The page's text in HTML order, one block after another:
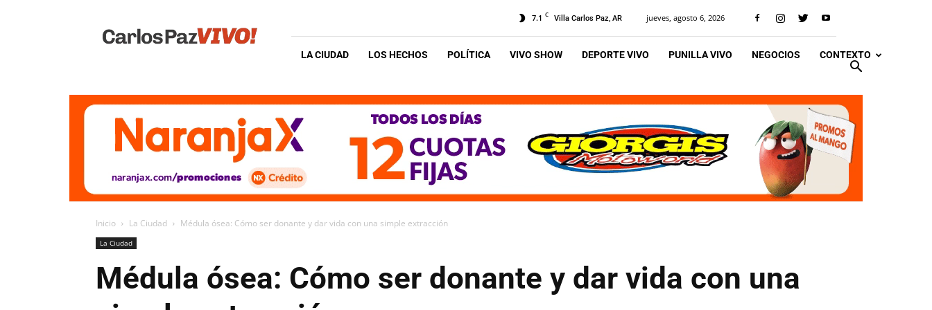
Vivo
7.1 C Villa Carlos Paz, AR jueves, agosto 6, 2026
LA CIUDAD LOS HECHOS POLÍTICA VIVO SHOW DEPORTE VIVO PUNILLA VIVO NEGOCIOS CONTEXTO
Inicio La Ciudad Médula ósea: Cómo ser donante y dar vida con una simple extracción
La Ciudad
Médula ósea: Cómo ser donante y dar vida con una